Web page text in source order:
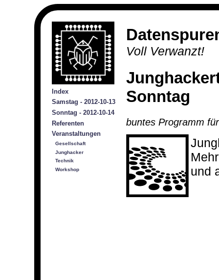
Index
Samstag - 2012-10-13
Sonntag - 2012-10-14
Referenten
Veranstaltungen
Gesellschaft
Junghacker
Technik
Workshop
Voll Verwanzt!
Sonntag
buntes Programm
und